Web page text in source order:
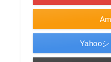
Yahoo